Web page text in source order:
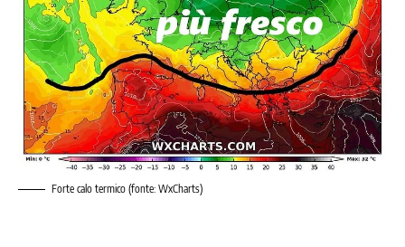
Forte calo termico (fonte: WxCharts)